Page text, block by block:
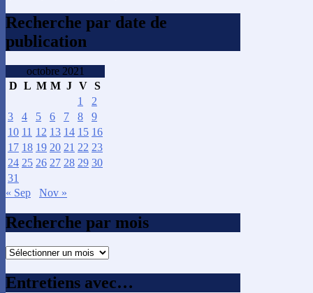
Recherche par date de
publication
octobre 2021
D L M M J V S
1
2
3
4 5 6 7 8
9
10 11 12 13 14 15 16
17 18 19 20 21 22 23
24 25 26 27 28 29 30
31
« Sep
Nov »
Recherche par mois
Recherche
mois
Entretiens avec…